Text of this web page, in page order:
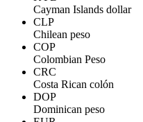
Cayman Islands dollar
CLP
Chilean peso
COP
Colombian Peso
CRC
Costa Rican colón
DOP
Dominican peso